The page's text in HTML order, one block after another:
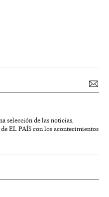
selección de las noticias,
EL PAÍS con los acontecimientos